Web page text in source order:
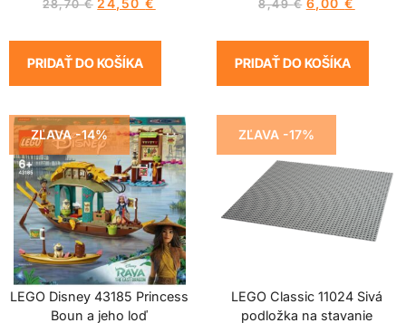
28,70€ 24,50€
PRIDAŤ DO KOŠÍKA
8,49€ 6,00€
PRIDAŤ DO KOŠÍKA
ZĽAVA -14%
LEGO Disney 43185 Princess
Boun a jeho loď
ZĽAVA -17%
LEGO Classic 11024 Sivá
podložka na stavanie